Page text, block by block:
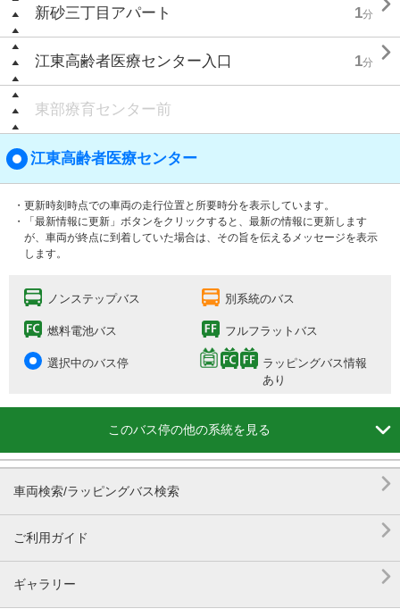
新砂三丁目アパート 1分
江東高齢者医療センター入口 1分 
東部療育センター前
江東高齢者医療センター
・更新時刻時点での車両の走行位置と所要時分を表示しています。
・「最新情報に更新」ボタンをクリックすると、最新の情報に更新します
が、車両が終点に到着していた場合は、その旨を伝えるメッセージを表示
します。
ノンステップバス 別系統のバス
燃料電池バス フルフラットバス
選択中のバス停
ラッピングバス情報
あり
このバス停の他の系統を見る 
車両検索/ラッピングバス検索 
ご利用ガイド 
ギャラリー 